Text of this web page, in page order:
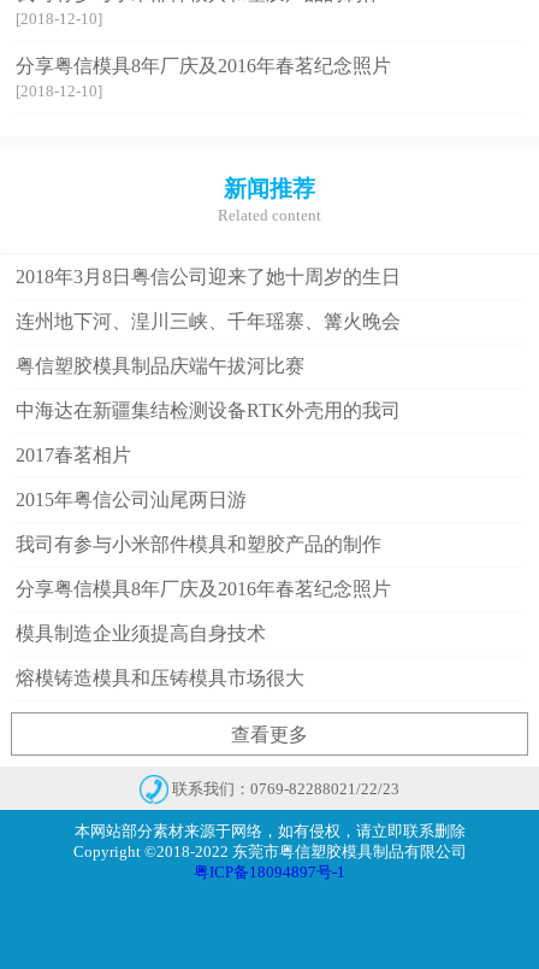
[2018-12-10]
分享粤信模具8年厂庆及2016年春茗纪念照片
[2018-12-10]
新闻推荐
Related content
2018年3月8日粤信公司迎来了她十周岁的生日
连州地下河、湟川三峡、千年瑶寨、篝火晚会
粤信塑胶模具制品庆端午拔河比赛
中海达在新疆集结检测设备RTK外壳用的我司
2017春茗相片
2015年粤信公司汕尾两日游
我司有参与小米部件模具和塑胶产品的制作
分享粤信模具8年厂庆及2016年春茗纪念照片
模具制造企业须提高自身技术
熔模铸造模具和压铸模具市场很大
查看更多
联系我们：0769-82288021/22/23
本网站部分素材来源于网络，如有侵权，请立即联系删除
Copyright ©2018-2022 东莞市粤信塑胶模具制品有限公司
粤ICP备18094897号-1